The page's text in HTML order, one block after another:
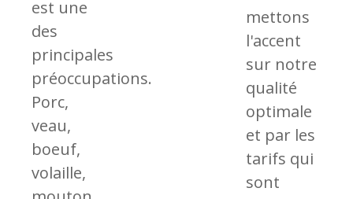
est une
des
principales
préoccupations.
Porc,
veau,
boeuf,
volaille,
mettons
l'accent
sur notre
qualité
optimale
et par les
tarifs qui
sont